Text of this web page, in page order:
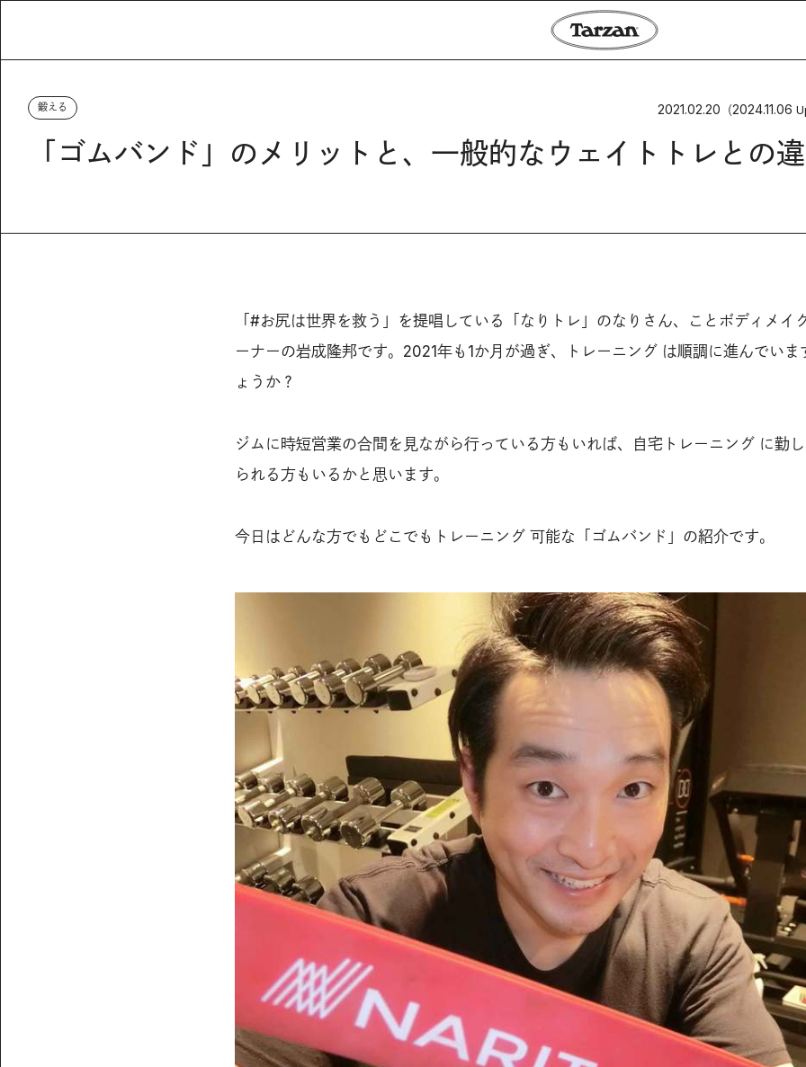
鍛える 2021.02.20 （2024.11.06
「ゴムバンド」のメリットと、一般的なウェイトトレとの
「#お尻は世界を救う」を提唱している「なりトレ」のなりさん、ことボディメイ
ーナーの岩成隆邦です。2021年も1か月が過ぎ、トレーニング は順調に進んでいま
ょうか？
ジムに時短営業の合間を見ながら行っている方もいれば、自宅トレーニング に勤
られる方もいるかと思います。
今日はどんな方でもどこでもトレーニング 可能な「ゴムバンド」の紹介です。